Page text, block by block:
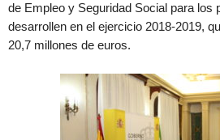
de Empleo y Seguridad Social para los
desarrollen en el ejercicio 2018-2019,
20,7 millones de euros.